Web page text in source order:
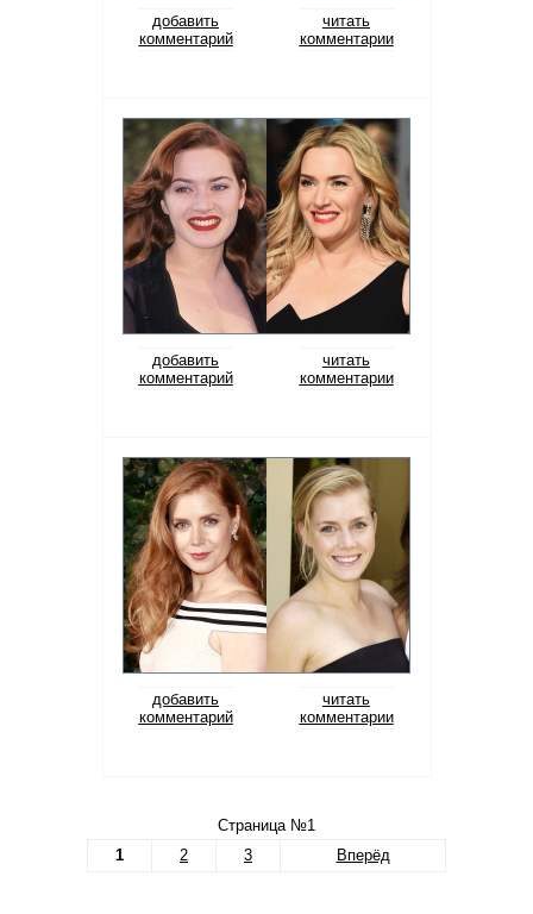
добавить
комментарий
читать
комментарии
добавить
комментарий
читать
комментарии
добавить
комментарий
читать
комментарии
Страница №1
1
2 3 Вперёд